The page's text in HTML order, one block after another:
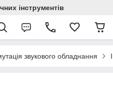
інструментів
звукового обладнання